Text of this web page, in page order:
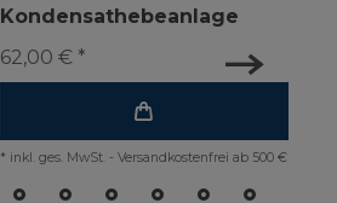
Kondensathebeanlage
62,00 € *
* inkl. ges. MwSt. - Versandkostenfrei ab 500 €